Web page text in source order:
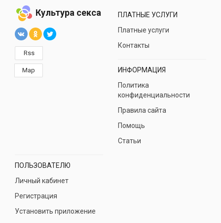
Культура секса
Rss
Map
ПЛАТНЫЕ УСЛУГИ
Платные услуги
Контакты
ИНФОРМАЦИЯ
Политика
конфиденциальности
Правила сайта
Помощь
Статьи
ПОЛЬЗОВАТЕЛЮ
Личный кабинет
Регистрация
Установить приложение